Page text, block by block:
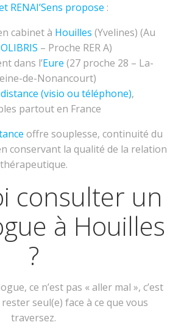
RENAI’Sens propose :
cabinet à Houilles (Yvelines) (Au
– Proche RER A)
dans l’Eure (27 proche 28 – La-
de-Nonancourt)
(visio ou téléphone),
partout en France
offre souplesse, continuité du
conservant la qualité de la relation
thérapeutique.
consulter un
à Houilles
?
ce n’est pas « aller mal », c’est
seul(e) face à ce que vous
traversez.